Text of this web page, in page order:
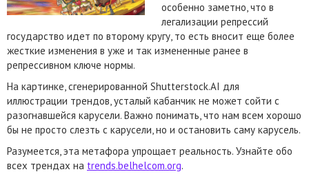
особенно заметно, что в
легализации репрессий
государство идет по второму кругу, то есть вносит еще более
жесткие изменения в уже и так измененные ранее в
репрессивном ключе нормы.
На картинке, сгенерированной Shutterstock.AI для
иллюстрации трендов, усталый кабанчик не может сойти с
разогнавшейся карусели. Важно понимать, что нам всем хорошо
бы не просто слезть с карусели, но и остановить саму карусель.
Разумеется, эта метафора упрощает реальность. Узнайте обо
всех трендах на trends.belhelcom.org.